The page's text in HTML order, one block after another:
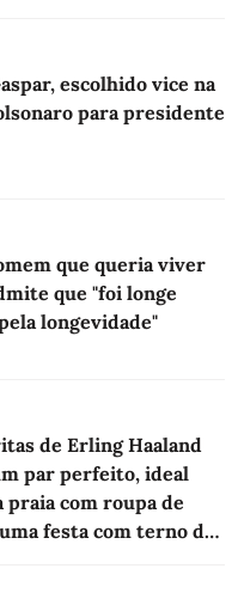
escolhido vice na
para presidente
que queria viver
que "foi longe
longevidade"
de Erling Haaland
par perfeito, ideal
praia com roupa de
festa com terno de